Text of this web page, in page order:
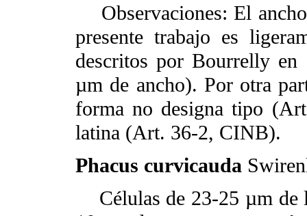
Observaciones: El
presente trabajo es
descritos por Bourrelly
µm de ancho). Por otra
forma no designa tipo
latina (Art. 36-2, CINB).
Phacus curvicauda
Células de 23-25 µm de